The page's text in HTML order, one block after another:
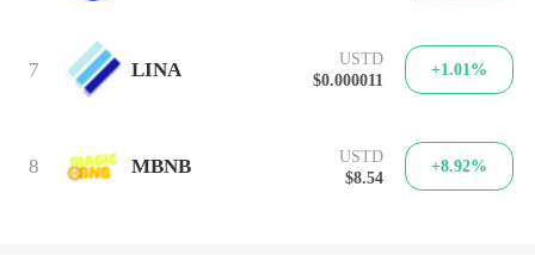
7 LINA
USTD
$0.000011
+1.01%
8 MBNB
USTD
$8.54
+8.92%